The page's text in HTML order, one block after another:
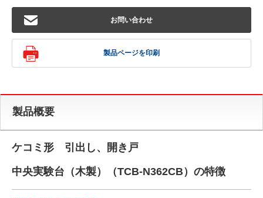
お問い合わせ
製品ページを印刷
製品概要
ケコミ形 引出し、開き戸
中央実験台（木製）（TCB-N362CB）の特徴